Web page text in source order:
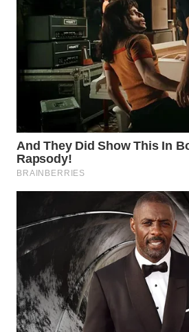
WN
TAPANULI
TENGAH
WN DELI
SERDANG
WN
TEBING
TINGGI
PAKPAK
KARAWANG
WN
BEKASI